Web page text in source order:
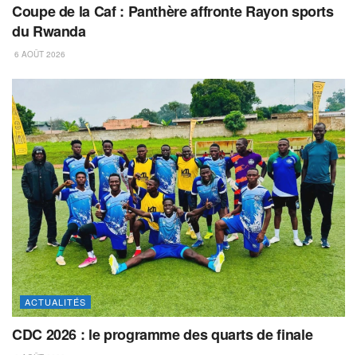
Coupe de la Caf : Panthère affronte Rayon sports
du Rwanda
6 AOÛT 2026
ACTUALITÉS
CDC 2026 : le programme des quarts de finale